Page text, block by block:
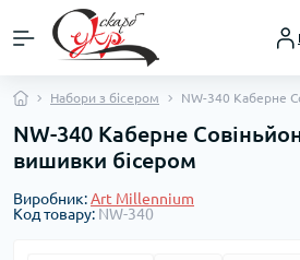
Набори з бісером NW-340 Каберне
NW-340 Каберне
вишивки бісером
Виробник:Art Millennium
Код товару: NW-340